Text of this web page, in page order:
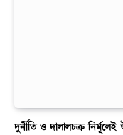
দুর্নীতি ও দালালচক্র নির্মূলেই